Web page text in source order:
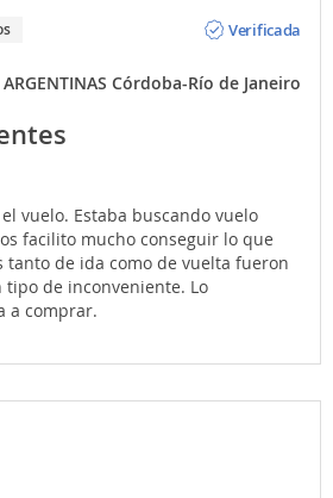
Verificada
ARGENTINAS Córdoba-Río de Janeiro
vuelo. Estaba buscando vuelo
facilito mucho conseguir lo que
tanto de ida como de vuelta fueron
de inconveniente. Lo
a comprar.